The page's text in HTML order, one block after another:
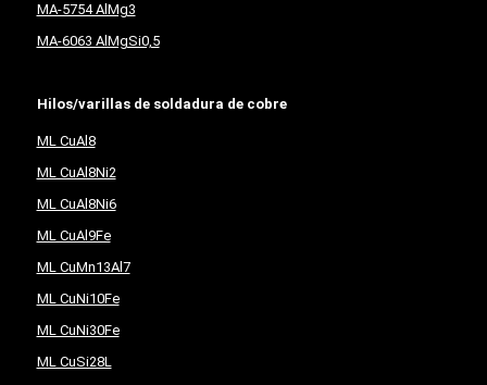
MA-5754 AlMg3
MA-6063 AlMgSi0,5
Hilos/varillas de soldadura de cobre
ML CuAl8
ML CuAl8Ni2
ML CuAl8Ni6
ML CuAl9Fe
ML CuMn13Al7
ML CuNi10Fe
ML CuNi30Fe
ML CuSi28L